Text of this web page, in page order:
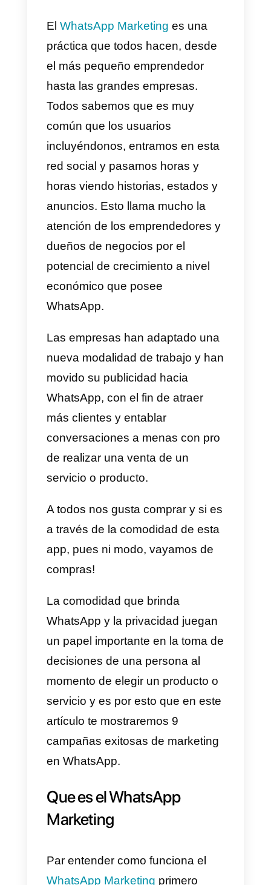
Mejora tus
campañas
de Marketing
en
WhatsApp
con Callbell
ElWhatsApp Marketing
práctica que todos hacen, desde
el más pequeño emprendedor
hasta las grandes empresas.
Todos sabemos que es muy
común que los usuarios
incluyéndonos, entramos en esta
red social y pasamos horas y
horas viendo historias, estados y
anuncios. Esto llama mucho la
atención de los emprendedores y
dueños de negocios por el
potencial de crecimiento a nivel
económico que posee
WhatsApp.
Las empresas han adaptado una
nueva modalidad de trabajo y
movido su publicidad hacia
WhatsApp, con el fin de atraer
más clientes y entablar
conversaciones a menas con pro
de realizar una venta de un
servicio o producto.
A todos nos gusta comprar y si
app, pues ni modo, vayamos de
compras!